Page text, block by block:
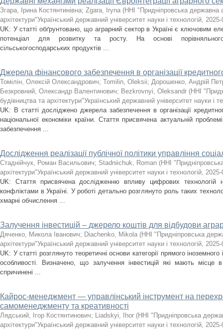
Згара, Ірина Костянтинівна; Zgara, Iryna (ННІ "Придніпровська державна
архітектури"Український державний університет науки і технологій, 2025-
UK: У статті обґрунтовано, що аграрний сектор в Україні є ключовим
потенціал для розвитку та росту. На основі
сільськогосподарських продуктів ...
Джерела фінансового забезпечення в організації
Томілін, Олексій Олександрович; Tomilin, Oleksii; Дорошенко, Андрій
Безкровний, Олександр Валентинович; Bezkrovnyi, Oleksandr (ННІ
будівництва та архітектури"Український державний університет науки і
UK: В статті досліджено джерела забезпечення в організації
національної економіки країни. Стаття присвячена актуальній
забезпечення ...
Дослідження реалізації публічної політики управління
Стаднійчук, Роман Васильович; Stadniichuk, Roman (ННІ
архітектури"Український державний університет науки і технологій, 2025-
UK: Стаття присвячена дослідженню впливу цифрових технологій
конфліктами в Україні. У роботі детально розглянуто роль таких
хмарні обчислення ...
Залучення інвестицій – джерело коштів для відбудови
Дяченко, Микола Іванович; Diachenko, Mikola (ННІ "Придніпровська
архітектури"Український державний університет науки і технологій, 2025-
UK: У статті розглянуто теоретичні основи категорії прямого
особливості. Визначено, що залучення інвестицій які мають місце в
спричинені ...
Кайрос-менеджмент — управлінський інструмент на
самоменеджменту та креативності
Лядський, Ігор Костянтинович; Liadskyi, Ihor (ННІ "Придніпровська
архітектури"Український державний університет науки і технологій, 2025-